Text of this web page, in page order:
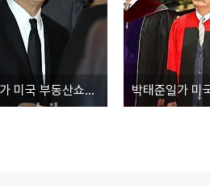
박태준일가 미국 부동산쇼핑 시리즈 6 [2008년에만 2채]